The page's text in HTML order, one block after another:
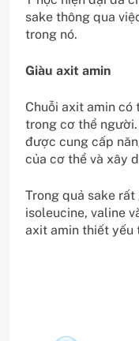
sake thông qua
trong nó.
Giàu axit amin
Chuỗi axit amin
trong cơ thể
được cung cấp
của cơ thể và xây
Trong quả sake
isoleucine, valine
axit amin thiết yếu